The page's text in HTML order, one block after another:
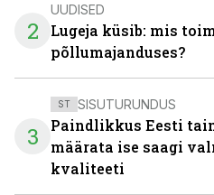
2
UUDISED
Lugeja küsib: mis
põllumajanduses?
3
ST SISUTURUNDUS
Paindlikkus Eesti
määrata ise saagi
kvaliteeti